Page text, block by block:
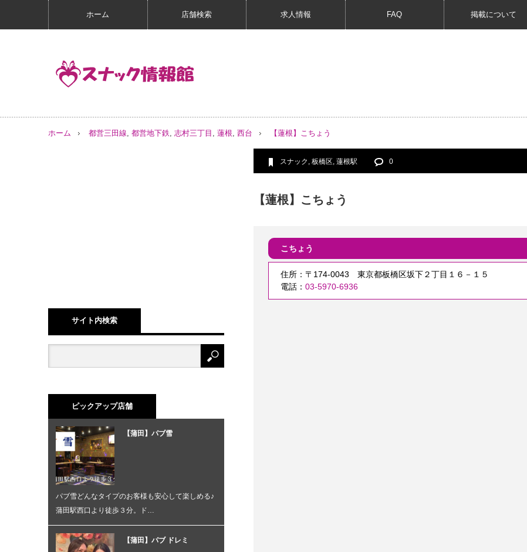
ホーム 店舗検索 求人情報 FAQ 掲載について
ホーム 都営三田線, 都営地下鉄, 志村三丁目 , 蓮根, 西台 【蓮根】こちょう
スナック , 板橋区, 蓮根駅 0
【蓮根】こちょう
こちょう
住所：〒174-0043 東京都板橋区坂下２丁目１６－１５
電話： 03-5970-6936
サイト内検索
ピックアップ店舗
【蒲田】パブ雪
パブ雪どんなタイプのお客様も安心して楽しめる♪
蒲田駅西口より徒歩３分。ド…
【蒲田】パブ ドレミ